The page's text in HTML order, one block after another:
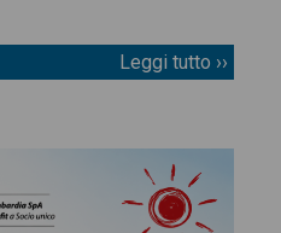
Leggi tutto ››